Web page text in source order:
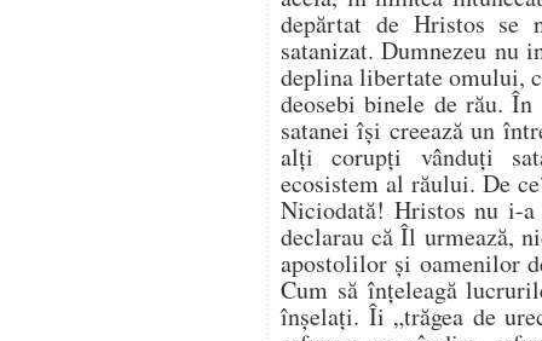
depărtat de Hristos se
satanizat. Dumnezeu nu
deplina libertate omului,
deosebi binele de rău.
satanei își creează un
alți corupți vânduți
ecosistem al răului. De
Niciodată! Hristos nu i-
declarau că Îl urmează,
apostolilor și oamenilor
Cum să înțeleagă
înșelați. Îi „trăgea de